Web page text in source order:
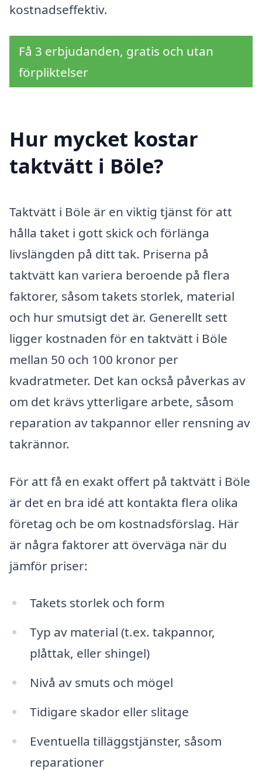
kostnadseffektiv.
Få 3 erbjudanden, gratis och utan
förpliktelser
Hur mycket kostar
taktvätt i Böle?
Taktvätt i Böle är en viktig tjänst för att
hålla taket i gott skick och förlänga
livslängden på ditt tak. Priserna på
taktvätt kan variera beroende på flera
faktorer, såsom takets storlek, material
och hur smutsigt det är. Generellt sett
ligger kostnaden för en taktvätt i Böle
mellan 50 och 100 kronor per
kvadratmeter. Det kan också påverkas av
om det krävs ytterligare arbete, såsom
reparation av takpannor eller rensning av
takrännor.
För att få en exakt offert på taktvätt i Böle
är det en bra idé att kontakta flera olika
företag och be om kostnadsförslag. Här
är några faktorer att överväga när du
jämför priser:
Takets storlek och form
Typ av material (t.ex. takpannor,
plåttak, eller shingel)
Nivå av smuts och mögel
Tidigare skador eller slitage
Eventuella tilläggstjänster, såsom
reparationer